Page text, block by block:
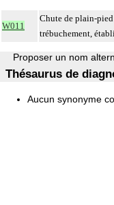
W011
Chute de plain-
trébuchement,
Proposer un nom
Thésaurus de
Aucun synonyme